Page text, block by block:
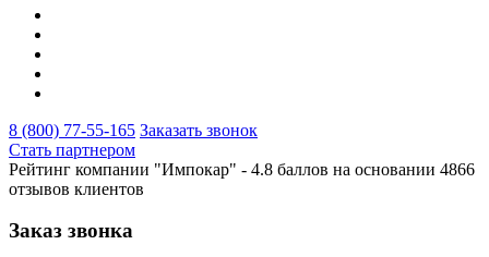
8 (800) 77-55-165 Заказать звонок
Стать партнером
Рейтинг компании "Импокар" - 4.8 баллов на основании 4866
отзывов клиентов
Заказ звонка